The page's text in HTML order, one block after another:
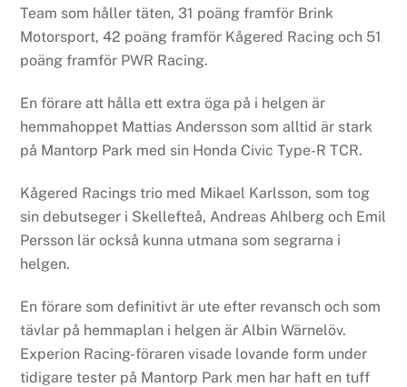
Team som håller täten, 31 poäng framför Brink
Motorsport, 42 poäng framför Kågered Racing och 51
poäng framför PWR Racing.
En förare att hålla ett extra öga på i helgen är
hemmahoppet Mattias Andersson som alltid är stark
på Mantorp Park med sin Honda Civic Type-R TCR.
Kågered Racings trio med Mikael Karlsson, som tog
sin debutseger i Skellefteå, Andreas Ahlberg och Emil
Persson lär också kunna utmana som segrarna i
helgen.
En förare som definitivt är ute efter revansch och som
tävlar på hemmaplan i helgen är Albin Wärnelöv.
Experion Racing-föraren visade lovande form under
tidigare tester på Mantorp Park men har haft en tuff